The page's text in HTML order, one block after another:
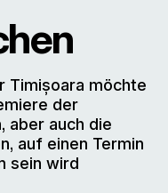
Timișoara möchte
der
aber auch die
auf einen Termin
sein wird